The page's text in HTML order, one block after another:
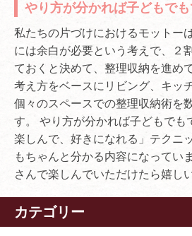
やり方が分かれば子どもでも
私たちの片づけにおけるモットー
には余白が必要という考えで、２
ておくと決めて、整理収納を進め
考え方をベースにリビング、キッ
個々のスペースでの整理収納術を
す。 やり方が分かれば子どもでも
楽しんで、好きになれる」テクニ
もちゃんと分かる内容になってい
さんで楽しんでいただけたら嬉し
カテゴリー